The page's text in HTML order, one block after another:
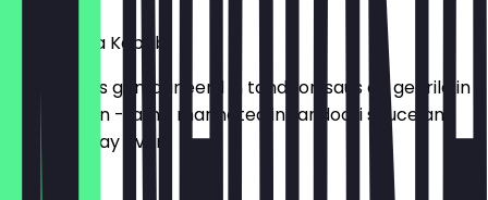
Lamb Tikka Kebab
-Lamsvlees gemarineerd in tandoori saus en gegrild in
de klei oven -Lamb marinated in tandoori sauce and
grilled in clay oven
€ 20,95